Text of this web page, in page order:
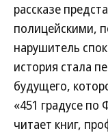
рассказе
полицейскими,
нарушитель
история стала
будущего,
«451 градусе
читает книг,